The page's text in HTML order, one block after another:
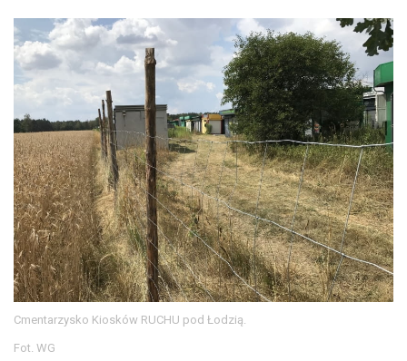
Cmentarzysko Kiosków RUCHU pod Łodzią.
Fot. WG